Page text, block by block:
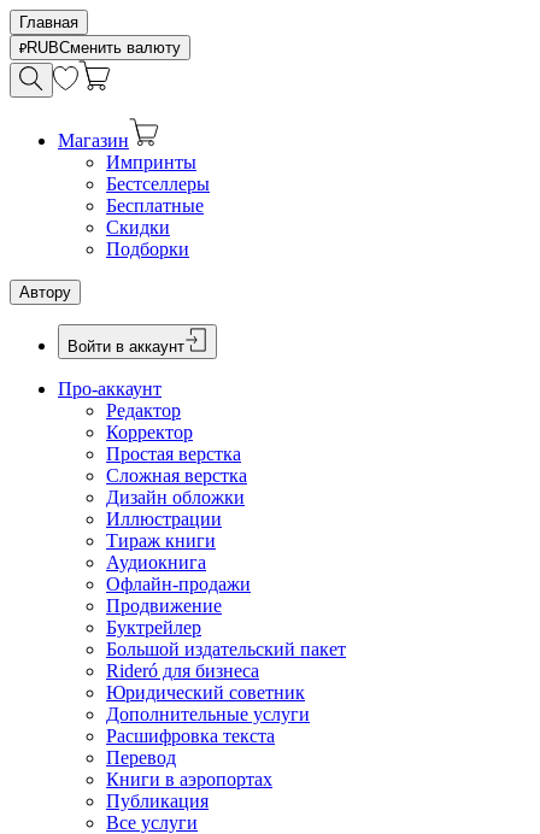
Главная
RUBСменить валюту
Магазин
Импринты
Бестселлеры
Бесплатные
Скидки
Подборки
Автору
Войти в аккаунт
Про-аккаунт
Редактор
Корректор
Простая верстка
Сложная верстка
Дизайн обложки
Иллюстрации
Тираж книги
Аудиокнига
Офлайн-продажи
Продвижение
Буктрейлер
Большой издательский пакет
Rideró для бизнеса
Юридический советник
Дополнительные услуги
Расшифровка текста
Перевод
Книги в аэропортах
Публикация
Все услуги